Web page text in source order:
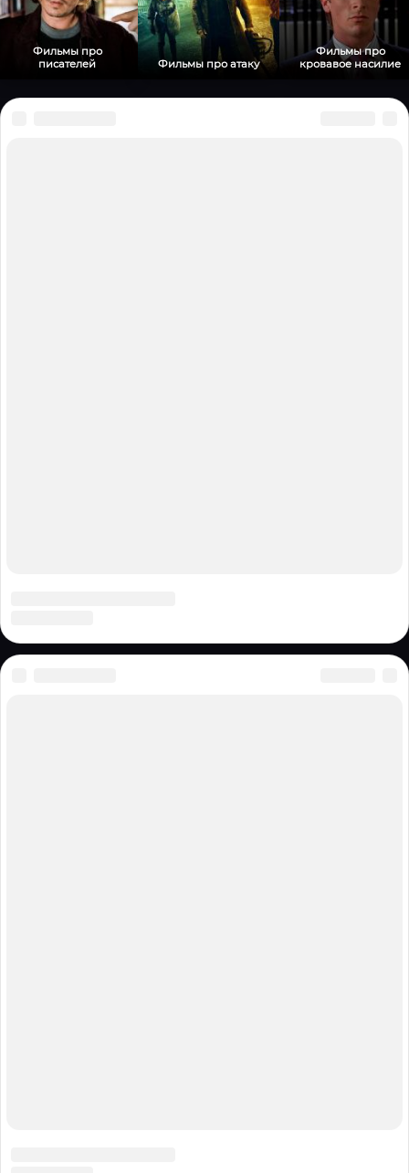
Фильмы про
писателей
Фильмы про атаку
Фильмы про
кровавое насилие